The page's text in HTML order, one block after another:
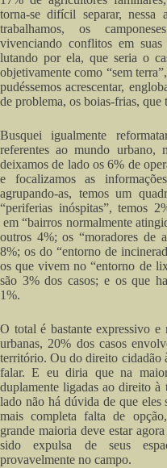
torna-se difícil separar, nessa
trabalhamos, os
vivenciando conflitos em
lutando por ela, que seria o
objetivamente como “sem
pudéssemos acrescentar,
de problema, os boias-frias, que
Busquei igualmente
referentes ao mundo urbano,
deixamos de lado os 6% de
e focalizamos as
agrupando-as, temos um
“periferias inóspitas”, temos
em “bairros normalmente
outros 4%; os “moradores de
8%; os do “entorno de
os que vivem no “entorno de
são 3% dos casos; e os que
1%.
O total é bastante expressivo e
urbanas, 20% dos casos
território. Ou do direito cidadão
falar. E eu diria que na
duplamente ligadas ao direito
lado não há dúvida de que eles
mais completa falta de
grande maioria deve estar
sido expulsa de seus
provavelmente no campo.